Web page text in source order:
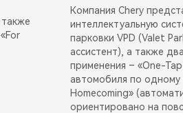
Компания Chery
интеллектуальную
парковки VPD (Valet
ассистент), а также
применения – «One-
автомобиля по
Homecoming»
ориентировано на